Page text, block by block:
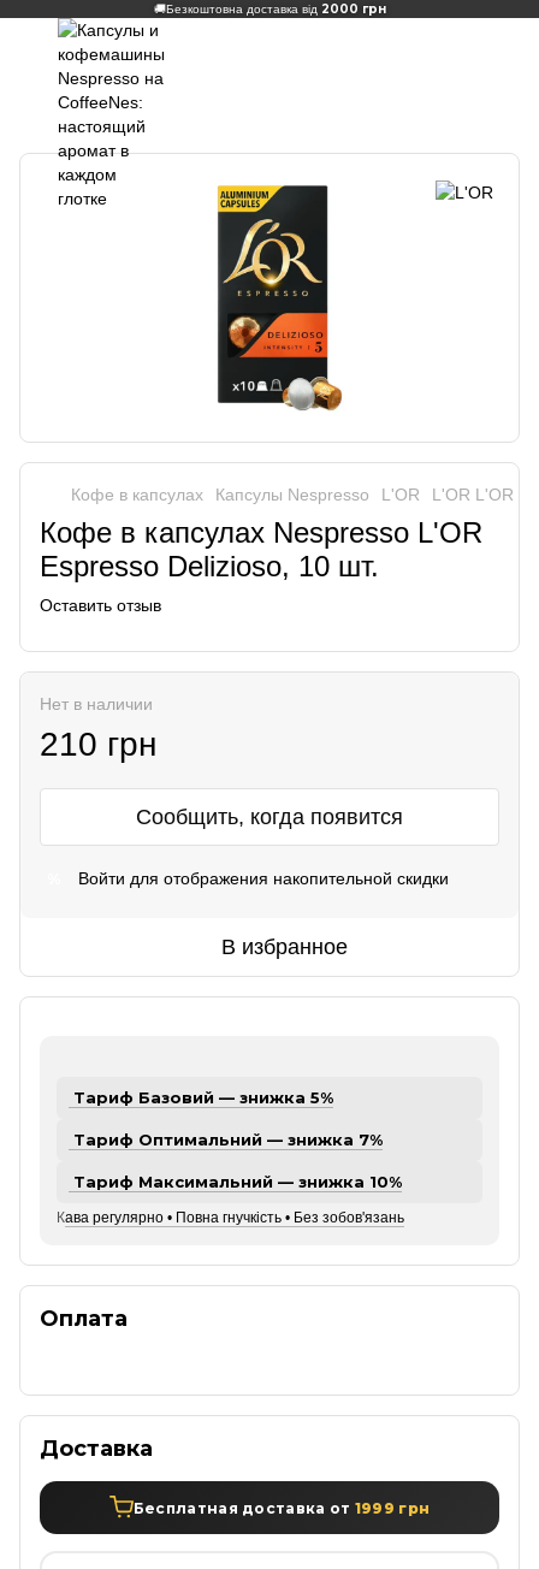
🚚Безкоштовна доставка від 2000 грн
Кофе в капсулах Капсулы Nespresso L'OR L'OR L'OR
Кофе в капсулах Nespresso L'OR
Espresso Delizioso, 10 шт.
Оставить отзыв
Нет в наличии
210 грн
Сообщить, когда появится
Войти для отображения накопительной скидки
В избранное
Тариф Базовий — знижка 5%
Тариф Оптимальний — знижка 7%
Тариф Максимальний — знижка 10%
Кава регулярно • Повна гнучкість • Без зобов'язань
Оплата
Доставка
Бесплатная доставка от 1999 грн